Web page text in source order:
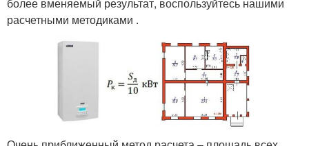
расчетными методиками .